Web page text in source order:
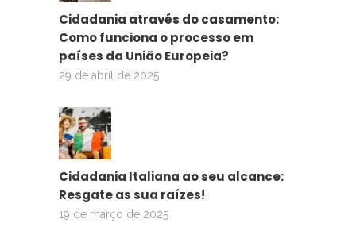
Cidadania através do casamento:
Como funciona o processo em
países da União Europeia?
29 de abril de 2025
Cidadania Italiana ao seu alcance:
Resgate as sua raízes!
19 de março de 2025